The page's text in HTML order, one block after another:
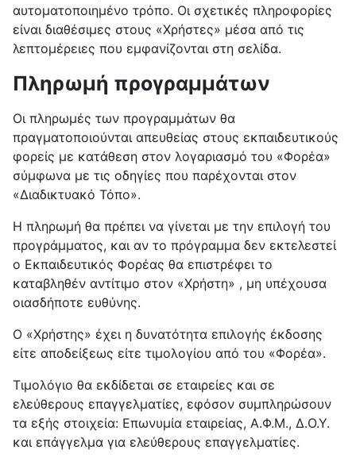
αυτοματοποιημένο τρόπο. Οι σχετικές πληροφορίες
είναι διαθέσιμες στους «Χρήστες» μέσα από τις
λεπτομέρειες που εμφανίζονται στη σελίδα.
Πληρωμή προγραμμάτων
Οι πληρωμές των προγραμμάτων θα
πραγματοποιούνται απευθείας στους εκπαιδευτικούς
φορείς με κατάθεση στον λογαριασμό του «Φορέα»
σύμφωνα με τις οδηγίες που παρέχονται στον
«Διαδικτυακό Τόπο».
Η πληρωμή θα πρέπει να γίνεται με την επιλογή του
προγράμματος, και αν το πρόγραμμα δεν εκτελεστεί
ο Εκπαιδευτικός Φορέας θα επιστρέφει το
καταβληθέν αντίτιμο στον «Χρήστη» , μη υπέχουσα
οιασδήποτε ευθύνης.
O «Χρήστης» έχει η δυνατότητα επιλογής έκδοσης
είτε αποδείξεως είτε τιμολογίου από του «Φορέα».
Τιμολόγιο θα εκδίδεται σε εταιρείες και σε
ελεύθερους επαγγελματίες, εφόσον συμπληρώσουν
τα εξής στοιχεία: Επωνυμία εταιρείας, Α.Φ.Μ., Δ.Ο.Υ.
και επάγγελμα για ελεύθερους επαγγελματίες.